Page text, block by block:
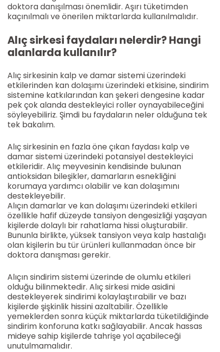
doktora danışılması önemlidir. Aşırı tüketimden
kaçınılmalı ve önerilen miktarlarda kullanılmalıdır.
Alıç sirkesi faydaları nelerdir? Hangi
alanlarda kullanılır?
Alıç sirkesinin kalp ve damar sistemi üzerindeki
etkilerinden kan dolaşımı üzerindeki etkisine, sindirim
sistemine katkılarından kan şekeri dengesine kadar
pek çok alanda destekleyici roller oynayabileceğini
söyleyebiliriz. Şimdi bu faydaların neler olduğuna tek
tek bakalım.
Alıç sirkesinin en fazla öne çıkan faydası kalp ve
damar sistemi üzerindeki potansiyel destekleyici
etkileridir. Alıç meyvesinin kendisinde bulunan
antioksidan bileşikler, damarların esnekliğini
korumaya yardımcı olabilir ve kan dolaşımını
destekleyebilir.
Alıçın damarlar ve kan dolaşımı üzerindeki etkileri
özellikle hafif düzeyde tansiyon dengesizliği yaşayan
kişilerde dolaylı bir rahatlama hissi oluşturabilir.
Bununla birlikte, yüksek tansiyon veya kalp hastalığı
olan kişilerin bu tür ürünleri kullanmadan önce bir
doktora danışması gerekir.
Alıçın sindirim sistemi üzerinde de olumlu etkileri
olduğu bilinmektedir. Alıç sirkesi mide asidini
destekleyerek sindirimi kolaylaştırabilir ve bazı
kişilerde şişkinlik hissini azaltabilir. Özellikle
yemeklerden sonra küçük miktarlarda tüketildiğinde
sindirim konforuna katkı sağlayabilir. Ancak hassas
mideye sahip kişilerde tahrişe yol açabileceği
unutulmamalıdır.